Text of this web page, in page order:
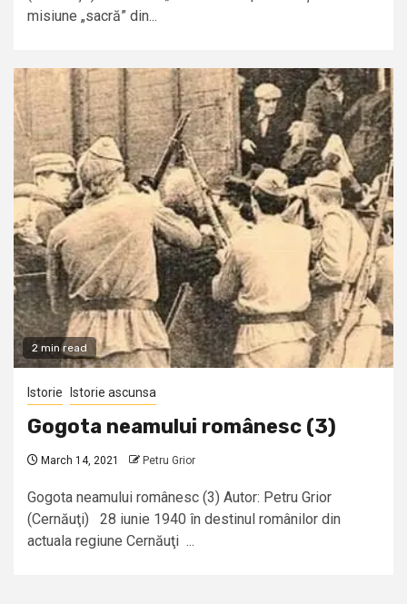
misiune „sacră” din...
2 min read
Istorie Istorie ascunsa
Gogota neamului românesc (3)
March 14, 2021 Petru Grior
Gogota neamului românesc (3) Autor: Petru Grior
(Cernăuţi) 28 iunie 1940 în destinul românilor din
actuala regiune Cernăuţi ...